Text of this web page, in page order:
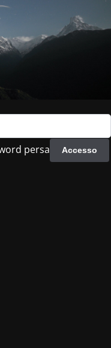
persa